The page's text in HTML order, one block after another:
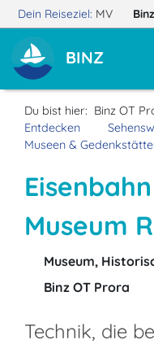
Dein Reiseziel: MV Binz
BINZ
Du bist hier: Binz OT
Entdecken
Museen &
Museum
Museum,
Binz OT Prora
Technik, die